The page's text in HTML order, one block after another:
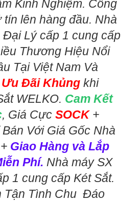
Kinh Nghiệm. Công
tín lên hàng đầu. Nhà
Đại Lý cấp 1 cung cấp
Thương Hiệu Nổi
Tại Việt Nam Và
Ưu Đãi Khủng khi
WELKO. Cam Kết
, Giá CựcSOCK+
Với Giá Gốc Nhà
Giao Hàng và Lắp
Phí. Nhà máy SX
1 cung cấp Két Sắt.
Tận Tình Chu Đáo